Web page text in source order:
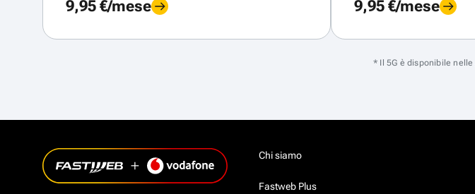
9,95 €/mese 9,95 €/mese
* Il 5G è disponibile nelle
Chi siamo
Fastweb Plus